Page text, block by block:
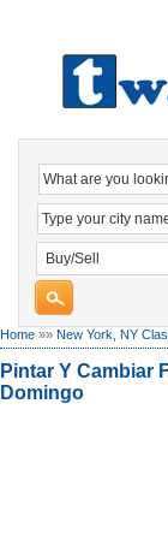
Home »» New York, NY
Pintar Y Cambiar
Domingo